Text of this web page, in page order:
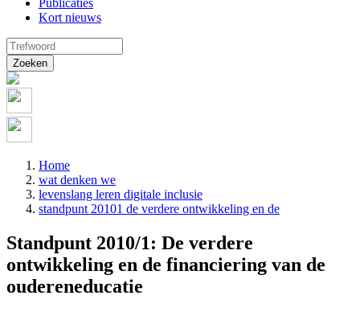
Publicaties
Kort nieuws
Zoeken
Kruimelpad
Home
wat denken we
levenslang leren digitale inclusie
standpunt 20101 de verdere ontwikkeling en de
Standpunt
2010/1:
Standpunt 2010/1: De verdere
ontwikkeling en de financiering van de
oudereneducatie